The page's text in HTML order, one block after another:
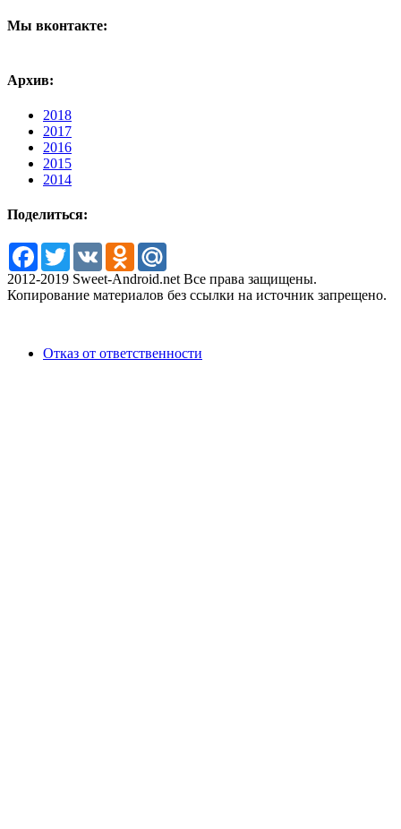
Мы вконтакте:
Архив:
2018
2017
2016
2015
2014
Поделиться:
Facebook
TwitterVK Odnoklassniki
2012-2019 Sweet-Android.net Все права защищены.
Копирование материалов без ссылки на источник запрещено.
Отказ от ответственности